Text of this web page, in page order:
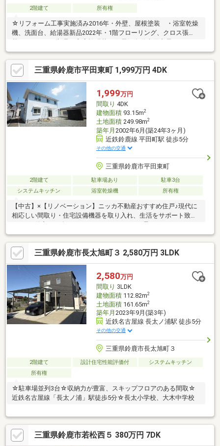
2階建て 所有権
☆リフォーム工事実施済み2016年・外壁、屋根塗装 ・浴室乾燥
機、洗面台、給湯器新品2022年・1階フローリング、クロス張
トあり☆室内大変丁寧にお使いです☆閑静な住宅団地内
三重県鈴鹿市平田東町 1,999万円 4DK
1,999万円
間取り 4DK
建物面積93.15m2
土地面積249.98m2
築年月 2002年6月(築24年3ヶ月)
近鉄鈴鹿線 平田町駅 徒歩5分
その他の交通
三重県鈴鹿市平田東町
2階建て 駐車場あり
駐車3台
システムキッチン
浴室乾燥機 所有権
【中古】×【リノベーション】ニッカ不動産おすすめ住戸♪現代に
相応しい間取り・住宅設備機器を取り入れ、生活をサポート致し
ます♪不動産ご紹介からリノベーションまで一貫サポートのニッカ
不動産にお任せ下さい！＼＼家具や家電、住宅ローンに組込めま
す／／▼お電話でのご予約、ご質問・お問合せはこちらまで
▼TEL：0120-18-7549【通話無料】ニッカ不動産へ！～空家につ
き即日のご案内も可能！～お気兼ねなくお問合せくださいませ。
住宅ローンやリフォームのご相談も承ります！
三重県鈴鹿市長太旭町３ 2,580万円 3LDK
2,580万円
間取り 3LDK
建物面積112.82m2
土地面積161.65m2
築年月 2023年9月(築3年)
近鉄名古屋線 長太ノ浦駅 徒歩5分
その他の交通
三重県鈴鹿市長太旭町３
2階建て 設計住宅性能評価付
システムキッチン
所有権
☆駐車場並列3台☆収納力が豊富、スキップフロアのある間取☆
近鉄名古屋線「長太ノ浦」駅徒歩5分☆長太小学校、大木中学校
三重県鈴鹿市若松西５ 380万円 7DK